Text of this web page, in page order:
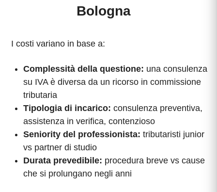
Bologna
I costi variano in base a:
Complessità della questione: una consulenza
su IVA è diversa da un ricorso in commissione
tributaria
Tipologia di incarico: consulenza preventiva,
assistenza in verifica, contenzioso
Seniority del professionista: tributaristi junior
vs partner di studio
Durata prevedibile: procedura breve vs cause
che si prolungano negli anni